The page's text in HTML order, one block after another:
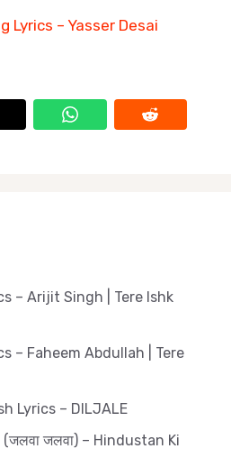
Lyrics – Yasser Desai
– Arijit Singh | Tere Ishk
– Faheem Abdullah | Tere
Lyrics – DILJALE
जलवा) – Hindustan Ki